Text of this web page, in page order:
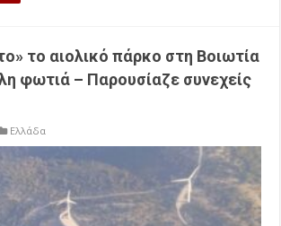
το αιολικό πάρκο στη Βοιωτία
φωτιά – Παρουσίαζε συνεχείς
Ελλάδα